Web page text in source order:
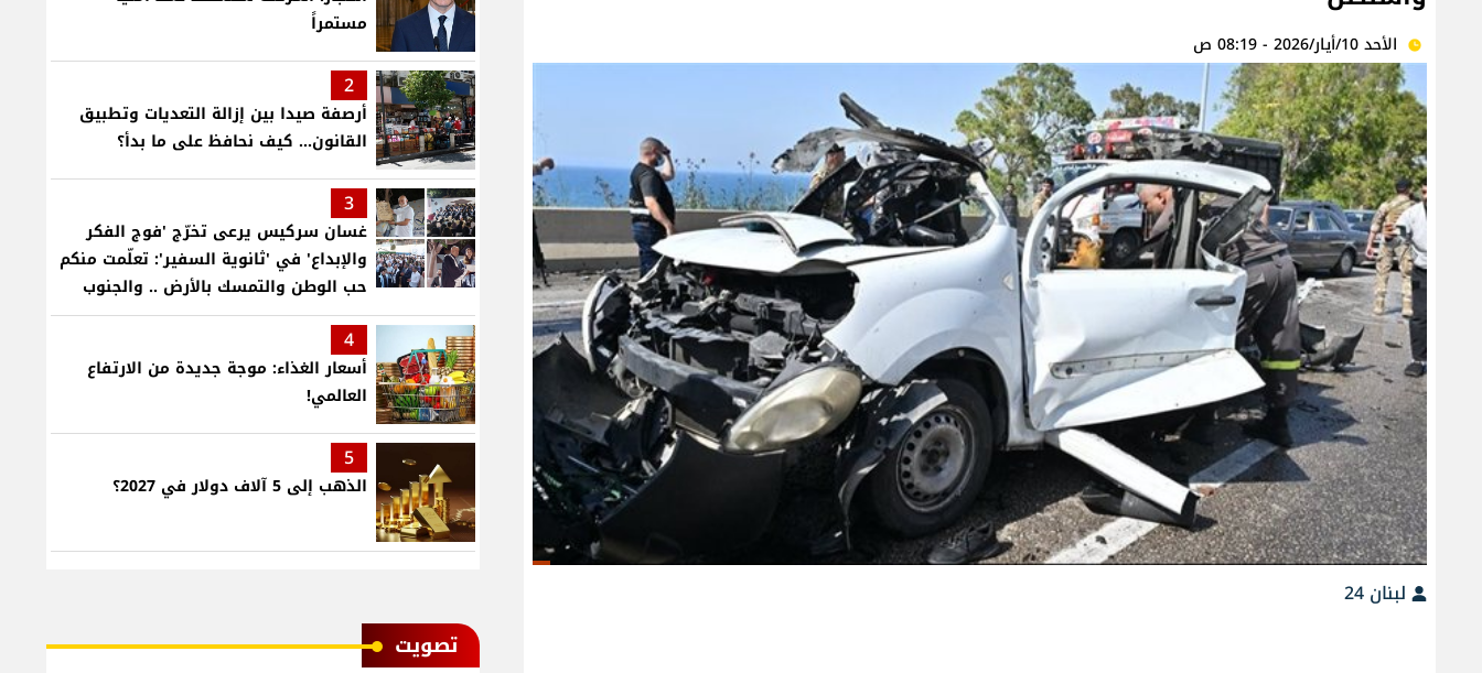
الأحد 10/أيار/2026 - 08:19 ص
لبنان 24
مستمراً
2
أرصفة صيدا بين إزالة التعديات وتطبيق
القانون... كيف نحافظ على ما بدأ؟
3
غسان سركيس يرعى تخرّج 'فوج الفكر
والإبداع' في 'ثانوية السفير': تعلّمت منكم
حب الوطن والتمسك بالأرض .. والجنوب
هو عزة وكرامة لبنان
4
أسعار الغذاء: موجة جديدة من الارتفاع
العالمي!
5
الذهب إلى 5 آلاف دولار في 2027؟
ﺗﺼﻮﻳﺖ